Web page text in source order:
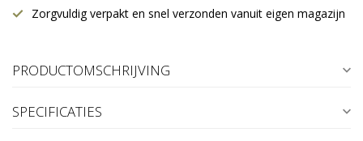
Zorgvuldig verpakt en snel verzonden vanuit eigen magazijn
PRODUCTOMSCHRIJVING
SPECIFICATIES